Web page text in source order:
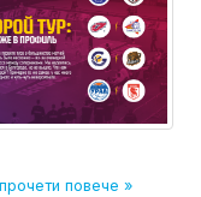
прочети повече »